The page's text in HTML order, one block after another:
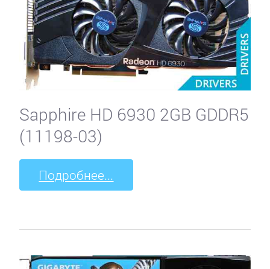
Sapphire HD 6930 2GB GDDR5
(11198-03)
Подробнее...